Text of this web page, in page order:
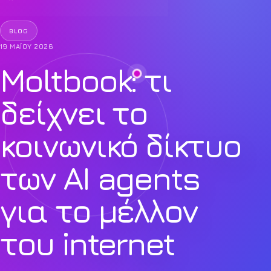
BLOG
19 ΜΑΪ́ΟΥ 2026
Moltbook: τι
δείχνει το
κοινωνικό δίκτυο
των AI agents
για το μέλλον
του internet